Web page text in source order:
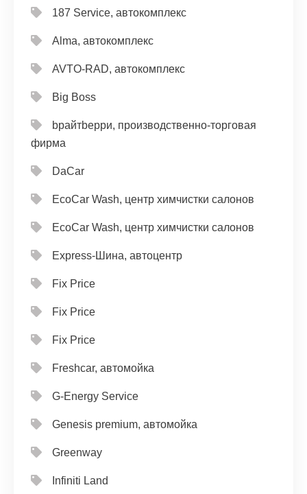
187 Service, автокомплекс
Alma, автокомплекс
AVTO-RAD, автокомплекс
Big Boss
bрайтbерри, производственно-торговая
фирма
DaCar
EcoCar Wash, центр химчистки салонов
EcoCar Wash, центр химчистки салонов
Express-Шина, автоцентр
Fix Price
Fix Price
Fix Price
Freshcar, автомойка
G-Energy Service
Genesis premium, автомойка
Greenway
Infiniti Land